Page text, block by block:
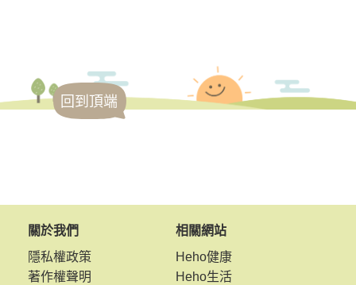
回到頂端
關於我們
隱私權政策
著作權聲明
相關網站
Heho健康
Heho生活